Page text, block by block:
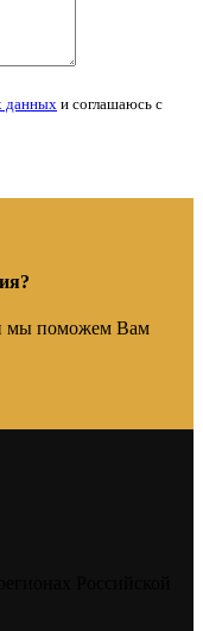
данных и соглашаюсь с
мы поможем Вам